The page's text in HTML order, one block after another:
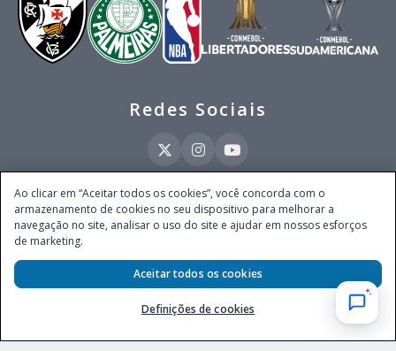
Redes Sociais
Este site é operado pela Ventmear Brasil LTDA (CNPJ 52.868.380/0001-84), com
endereço na Avenida Brigadeiro Faria Lima, nº 4.055, 3º andar, Itaim Bibi, no
Município de São Paulo, Estado de São Paulo, CEP 04538-133, Brasil - empresa
autorizada a operar apostas de quota fixa em todo território nacional pela
Secretaria de Prêmios e Apostas do Ministério da Fazenda, conforme Portaria nº
247, de 07.02.2025, publicada no DOU em 11.2.2025.
Ao clicar em “Aceitar todos os cookies”, você concorda com o
armazenamento de cookies no seu dispositivo para melhorar a
navegação no site, analisar o uso do site e ajudar em nossos esforços
de marketing.
Definições de cookies
Aceitar todos os cookies